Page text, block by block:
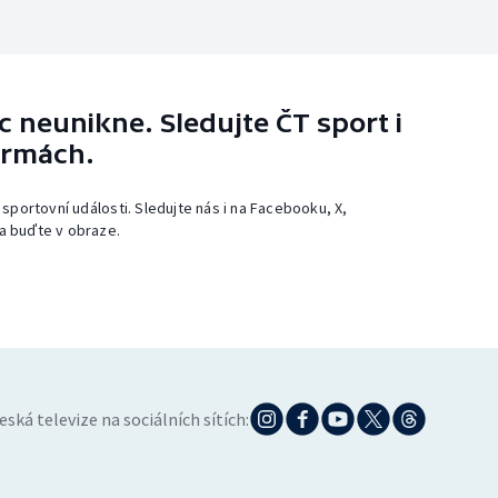
neunikne. Sledujte ČT sport i
události. Sledujte nás i na Facebooku, X,
buďte v obraze.
televize na sociálních sítích: